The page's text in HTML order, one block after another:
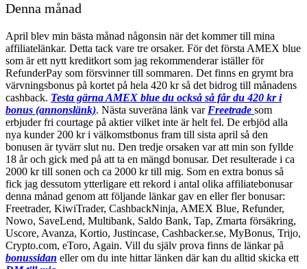
Denna månad
April blev min bästa månad någonsin när det kommer till mina
affiliatelänkar. Detta tack vare tre orsaker. För det första AMEX blue
som är ett nytt kreditkort som jag rekommenderar iställer för
RefunderPay som försvinner till sommaren. Det finns en grymt bra
värvningsbonus på kortet på hela 420 kr så det bidrog till månadens
cashback. Testa gärna AMEX blue du också så får du 420 kr i
bonus (annonslänk). Nästa suveräna länk var Freetrade som
erbjuder fri courtage på aktier vilket inte är helt fel. De erbjöd alla
nya kunder 200 kr i välkomstbonus fram till sista april så den
bonusen är tyvärr slut nu. Den tredje orsaken var att min son fyllde
18 år och gick med på att ta en mängd bonusar. Det resulterade i ca
2000 kr till sonen och ca 2000 kr till mig. Som en extra bonus så
fick jag dessutom ytterligare ett rekord i antal olika affiliatebonusar
denna månad genom att följande länkar gav en eller fler bonusar:
Freetrader, KiwiTrader, CashbackNinja, AMEX Blue, Refunder,
Nowo, SaveLend, Multibank, Saldo Bank, Tap, Zmarta försäkring,
Uscore, Avanza, Kortio, Justincase, Cashbacker.se, MyBonus, Trijo,
Crypto.com, eToro, Again. Vill du själv prova finns de länkar på
bonussidan eller om du inte hittar länken där kan du alltid skicka ett